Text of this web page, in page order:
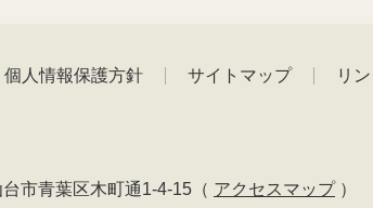
個人情報保護方針 サイトマップ リ
市青葉区木町通1-4-15 （ アクセスマップ）